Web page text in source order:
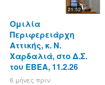
21:52
Ομιλία
Περιφερειάρχη
Αττικής, κ. Ν.
Χαρδαλιά, στο Δ.Σ.
του ΕΒΕΑ, 11.2.26
6 μήνες πριν